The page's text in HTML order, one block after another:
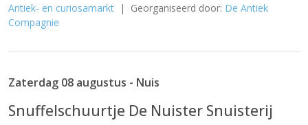
Antiek- en curiosamarkt | Georganiseerd door: De Antiek
Compagnie
Zaterdag 08 augustus - Nuis
Snuffelschuurtje De Nuister Snuisterij